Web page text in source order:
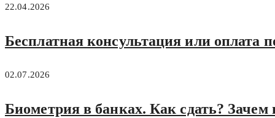
22.04.2026
Бесплатная консультация или оплата
02.07.2026
Биометрия в банках. Как сдать? Зачем